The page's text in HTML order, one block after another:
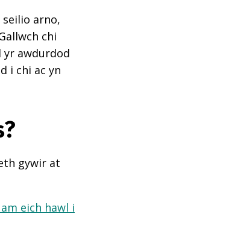
seilio arno,
chi
yr awdurdod
i chi ac yn
gywir at
eich hawl i